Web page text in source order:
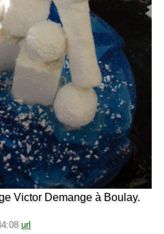
Victor Demange à Boulay.
url